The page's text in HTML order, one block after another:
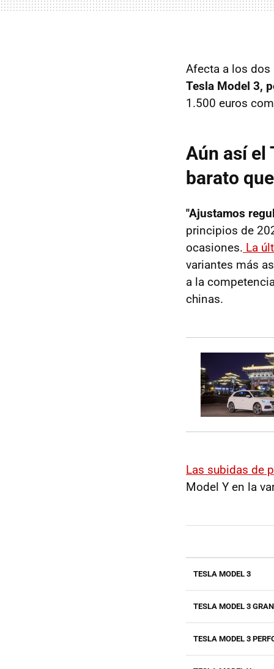
Afecta a los dos
Tesla Model 3,
1.500 euros
Aún así el
barato
"Ajustamos
principios de
ocasiones. La
variantes más
a la
chinas.
Las subidas de
Model Y en la
TESLA MODEL 3
TESLA MODEL 3
TESLA MODEL 3